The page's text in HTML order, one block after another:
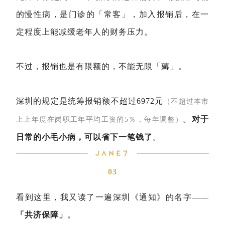
的慢性病，是门诊的「常客」，加入报销后，在一
定程度上能减缓老年人的财务压力。
不过，报销也是有限额的，不能无限「薅」。
深圳的规定是统筹报销额不超过6972元 （不超过本市
上上年度在岗职工年平均工资的5％，每年调整） 。 对于
日常的小毛小病，可以省下一笔钱了 。
03
看到这里，我又读了一遍深圳《通知》的名字——
「共济保障」 。